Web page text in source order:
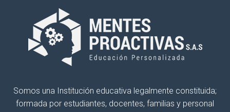
Somos una Institución educativa legalmente constituida;
formada por estudiantes, docentes, familias y personal